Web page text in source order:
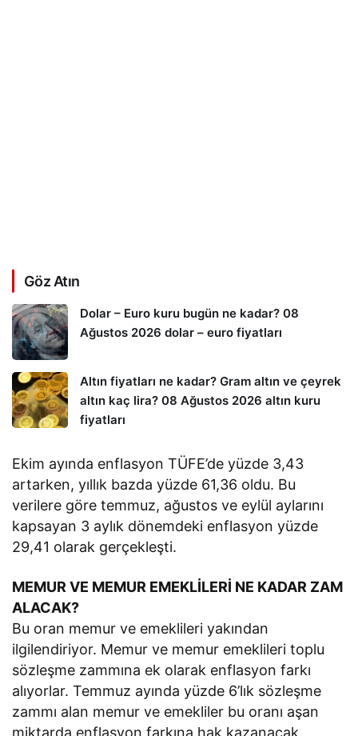
Göz Atın
Dolar – Euro kuru bugün ne kadar? 08
Ağustos 2026 dolar – euro fiyatları
Altın fiyatları ne kadar? Gram altın ve çeyrek
altın kaç lira? 08 Ağustos 2026 altın kuru
fiyatları
Ekim ayında enflasyon TÜFE’de yüzde 3,43
artarken, yıllık bazda yüzde 61,36 oldu. Bu
verilere göre temmuz, ağustos ve eylül aylarını
kapsayan 3 aylık dönemdeki enflasyon yüzde
29,41 olarak gerçekleşti.
MEMUR VE MEMUR EMEKLİLERİ NE KADAR ZAM
ALACAK?
Bu oran memur ve emeklileri yakından
ilgilendiriyor. Memur ve memur emeklileri toplu
sözleşme zammına ek olarak enflasyon farkı
alıyorlar. Temmuz ayında yüzde 6’lık sözleşme
zammı alan memur ve emekliler bu oranı aşan
miktarda enflasyon farkına hak kazanacak.